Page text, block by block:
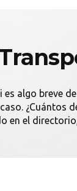
algo breve
¿Cuántos
en el